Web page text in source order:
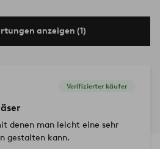
anzeigen (1)
Verifizierter käufer
denen man leicht eine sehr
gestalten kann.